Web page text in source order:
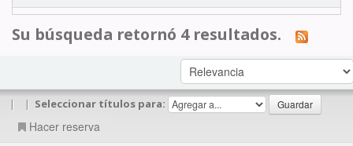
Su búsqueda retornó 4 resultados.
| | Seleccionar títulos para:
Hacer reserva